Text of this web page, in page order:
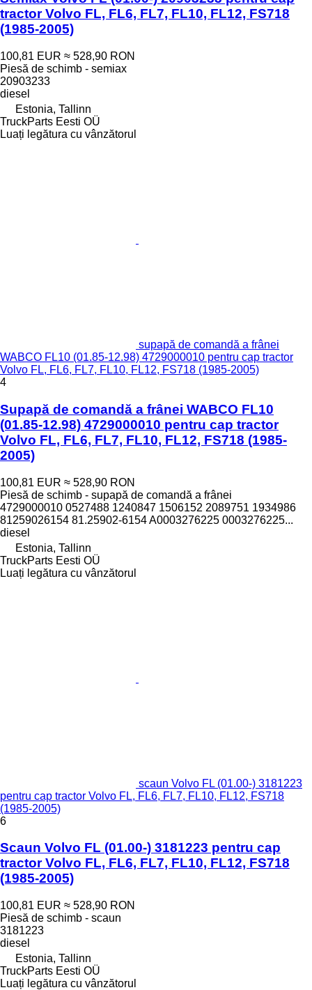
tractor Volvo FL, FL6, FL7, FL10, FL12, FS718
(1985-2005)
100,81 EUR ≈ 528,90 RON
Piesă de schimb - semiax
20903233
diesel
Estonia, Tallinn
TruckParts Eesti OÜ
Luați legătura cu vânzătorul
supapă de comandă a frânei
WABCO FL10 (01.85-12.98) 4729000010 pentru cap tractor
Volvo FL, FL6, FL7, FL10, FL12, FS718 (1985-2005)
4
Supapă de comandă a frânei WABCO FL10
(01.85-12.98) 4729000010 pentru cap tractor
Volvo FL, FL6, FL7, FL10, FL12, FS718 (1985-
2005)
100,81 EUR ≈ 528,90 RON
Piesă de schimb - supapă de comandă a frânei
4729000010 0527488 1240847 1506152 2089751 1934986
81259026154 81.25902-6154 A0003276225 0003276225...
diesel
Estonia, Tallinn
TruckParts Eesti OÜ
Luați legătura cu vânzătorul
scaun Volvo FL (01.00-) 3181223
pentru cap tractor Volvo FL, FL6, FL7, FL10, FL12, FS718
(1985-2005)
6
Scaun Volvo FL (01.00-) 3181223 pentru cap
tractor Volvo FL, FL6, FL7, FL10, FL12, FS718
(1985-2005)
100,81 EUR ≈ 528,90 RON
Piesă de schimb - scaun
3181223
diesel
Estonia, Tallinn
TruckParts Eesti OÜ
Luați legătura cu vânzătorul